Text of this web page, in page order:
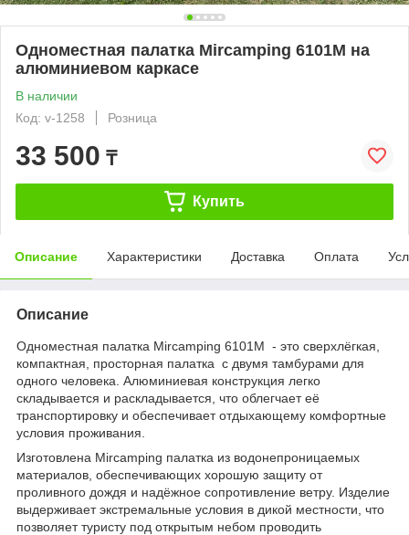
Одноместная палатка Mircamping 6101М на
алюминиевом каркасе
В наличии
Код: v-1258
Розница
33 500 ₸
Купить
Описание Характеристики Доставка Оплата
Описание
Одноместная палатка Mircamping 6101М - это сверхлёгкая,
компактная, просторная палатка с двумя тамбурами для
одного человека. Алюминиевая конструкция легко
складывается и раскладывается, что облегчает её
транспортировку и обеспечивает отдыхающему комфортные
условия проживания.
Изготовлена Mircamping палатка из водонепроницаемых
материалов, обеспечивающих хорошую защиту от
проливного дождя и надёжное сопротивление ветру. Изделие
выдерживает экстремальные условия в дикой местности, что
позволяет туристу под открытым небом проводить